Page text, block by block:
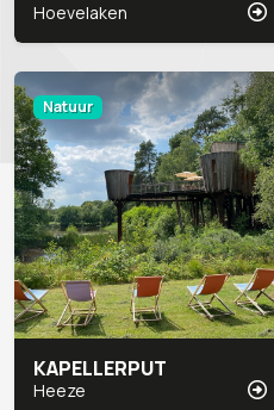
Hoevelaken
Natuur
KAPELLERPUT
Heeze